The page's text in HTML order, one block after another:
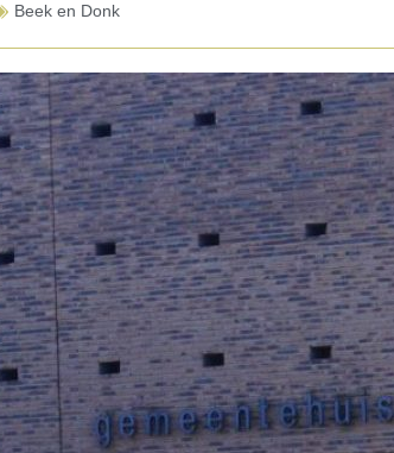
Beek en Donk